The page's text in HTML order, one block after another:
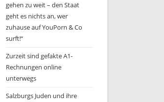
gehen zu weit – den Staat
geht es nichts an, wer
zuhause auf YouPorn & Co
surft!“
Zurzeit sind gefakte A1-
Rechnungen online
unterwegs
Salzburgs Juden und ihre